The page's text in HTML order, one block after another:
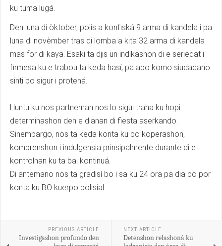
ku tuma lugá.
Den luna di òktober, polis a konfiská 9 arma di kandela i pa
luna di novèmber tras di lomba a kita 32 arma di kandela
mas for di kaya. Esaki ta djis un indikashon di e seriedat i
firmesa ku e trabou ta keda hasí, pa abo komo siudadano
sinti bo sigur i protehá.
Huntu ku nos partnernan nos lo sigui traha ku hopi
determinashon den e dianan di fiesta aserkando.
Sinembargo, nos ta keda konta ku bo koperashon,
komprenshon i indulgensia prinsipalmente durante di e
kontrolnan ku ta bai kontinuá.
Di antemano nos ta gradisí bo i sa ku 24 ora pa dia bo por
konta ku BO kuerpo polisial.
PREVIOUS ARTICLE
Investigashon profundo den
NEXT ARTICLE
Detenshon relashoná ku